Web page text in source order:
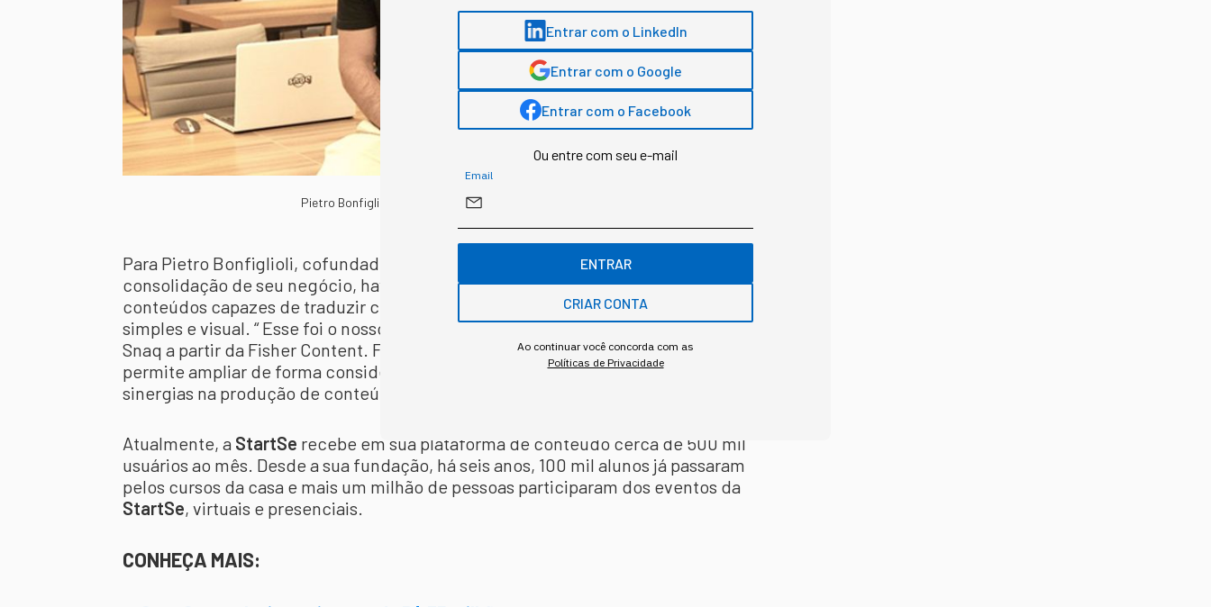
Pietro Bonfiglioli, CEO da Snaq (foto: divulgação)
Para Pietro Bonfiglioli, cofundador da Fisher e atual CEO da Snaq, até a
consolidação de seu negócio, havia no mercado uma lacuna pela produção de
conteúdos capazes de traduzir conceitos complexos de inovação de forma
simples e visual. “ Esse foi o nosso propósito desde o dia 1, quando criamos a
Snaq a partir da Fisher Content. Fazer parte do ecossistemaStartSenos
permite ampliar de forma considerável o nosso alcance, além de capturar
sinergias na produção de conteúdo e na aceleração do crescimento”, reforça.
Atualmente, a StartSe recebe em sua plataforma de conteúdo cerca de 500 mil
usuários ao mês. Desde a sua fundação, há seis anos, 100 mil alunos já passaram
pelos cursos da casa e mais um milhão de pessoas participaram dos eventos da
StartSe, virtuais e presenciais.
CONHEÇA MAIS:
Entrar com o LinkedIn
Entrar com o Google
Entrar com o Facebook
Ou entre com seu e-mail
Email
ENTRAR
CRIAR CONTA
Ao continuar você concorda com as
Políticas de Privacidade